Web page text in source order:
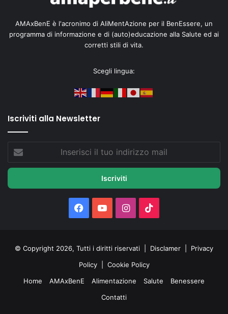
AMAxBenE è l'acronimo di AliMentAzione per il BenEssere, un
programma di informazione e di (auto)educazione alla Salute ed ai
corretti stili di vita.
Scegli lingua:
Iscriviti alla Newsletter
tuo
mail
Facebook
You Instagram
© Copyright 2026, Tutti i diritti riservati | Disclamer
Privacy
Policy
Cookie Policy
Home
AMAxBenE Alimentazione Salute
Benessere
Contatti